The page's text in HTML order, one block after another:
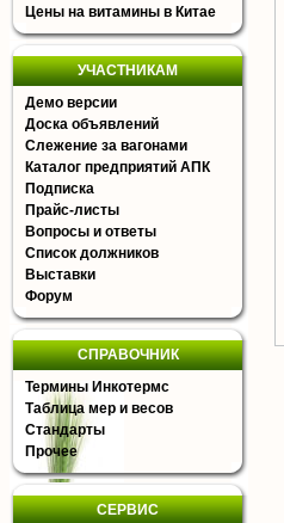
Цены на витамины в Китае
УЧАСТНИКАМ
Демо версии
Доска объявлений
Слежение за вагонами
Каталог предприятий АПК
Подписка
Прайс-листы
Вопросы и ответы
Список должников
Выставки
Форум
СПРАВОЧНИК
Термины Инкотермс
Таблица мер и весов
Стандарты
Прочее
СЕРВИС